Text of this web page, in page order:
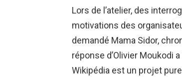
Lors de l’atelier, des
motivations des
demandé Mama Sidor,
réponse d’Olivier Moukodi
Wikipédia est un projet